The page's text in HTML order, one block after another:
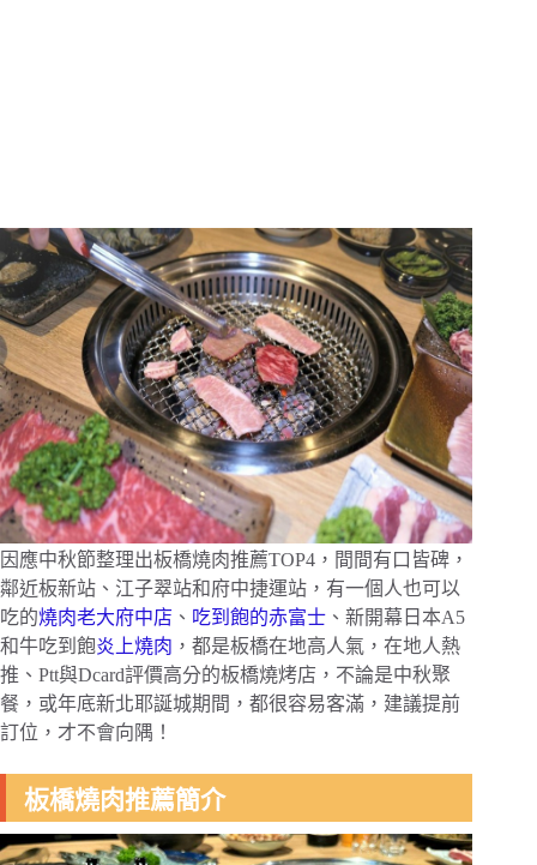
因應中秋節整理出板橋燒肉推薦TOP4，間間有口皆碑，
鄰近板新站、江子翠站和府中捷運站，有一個人也可以
吃的燒肉老大府中店 、 吃到飽的赤富士 、新開幕日本A5
和牛吃到飽炎上燒肉 ，都是板橋在地高人氣，在地人熱
推、Ptt與Dcard評價高分的板橋燒烤店，不論是中秋聚
餐，或年底新北耶誕城期間，都很容易客滿，建議提前
訂位，才不會向隅！
板橋燒肉推薦簡介